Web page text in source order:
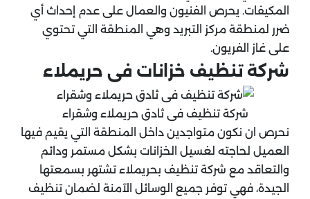
المكيفات. يحرص الفنيون والعمال على عدم إحداث أي
ضرر لمنطقة مركز التبريد وهي المنطقة التي تحتوي
على غاز الفريون.
شركة تنظيف خزانات فى حريملاء
شركة تنظيف فى ثادق حريملاء وشقراء
نحرص ان نكون متواجدين داخل المنطقة التي يقيم فيها
العميل لحاجته لغسيل الخزانات بشكل مستمر ودائم
والتعاقد مع شركة تنظيف بحريملاء تشتهر بسمعتها
الجيدة، فهي توفر جميع الوسائل الآمنة لضمان تنظيف